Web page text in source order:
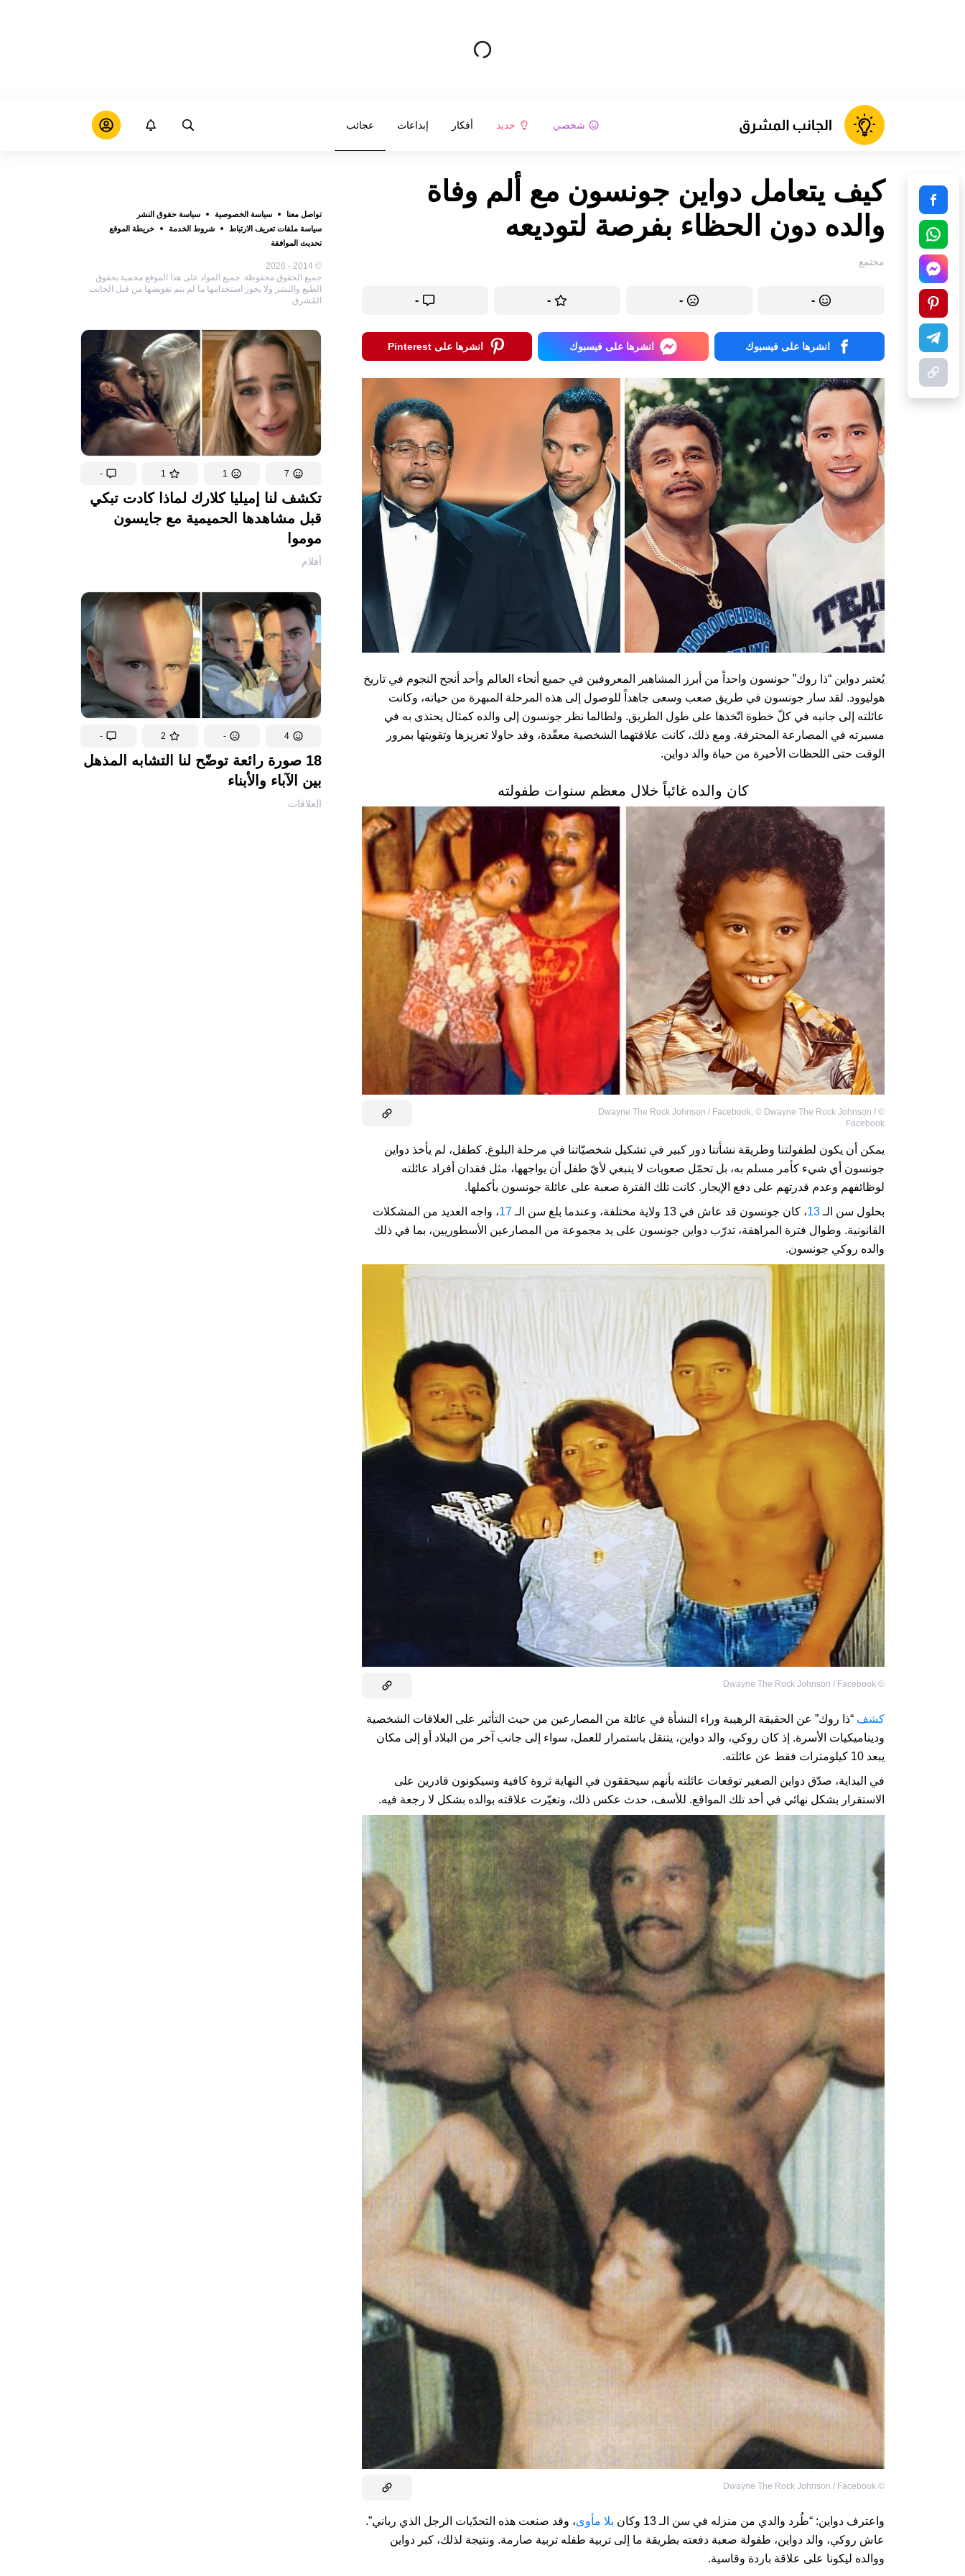
شخصي جديد أفكار إبداعات عجائب
تواصل معنا سياسة الخصوصية
سياسة حقوق النشر
سياسة ملفات تعريف الارتباط
شروط الخدمة
خريطة الموقع
تحديث الموافقة
© 2014 - 2026
جميع الحقوق محفوظة. جميع المواد على هذا الموقع محمية بحقوق
الطبع والنشر ولا يجوز استخدامها ما لم يتم تفويضها من قبل الجانب
المُشرق.
7
1
1
-
تكشف لنا إميليا كلارك لماذا كادت تبكي
قبل مشاهدها الحميمية مع جايسون
موموا
أفلام
4
-
2
-
18 صورة رائعة توضّح لنا التشابه المذهل
بين الآباء والأبناء
العلاقات
كيف يتعامل دواين جونسون مع ألم وفاة
والده دون الحظاء بفرصة لتوديعه
مجتمع
-
-
-
-
انشرها على فيسبوك انشرها على فيسبوك انشرها على Pinterest
يُعتبر دواين “ذا روك” جونسون واحداً من أبرز المشاهير المعروفين في جميع أنحاء العالم وأحد أنجح النجوم في تاريخ
هوليوود. لقد سار جونسون في طريق صعب وسعى جاهداً للوصول إلى هذه المرحلة المبهرة من حياته، وكانت
عائلته إلى جانبه في كلّ خطوة اتّخذها على طول الطريق. ولطالما نظر جونسون إلى والده كمثال يحتذى به في
مسيرته في المصارعة المحترفة. ومع ذلك، كانت علاقتهما الشخصية معقّدة، وقد حاولا تعزيزها وتقويتها بمرور
الوقت حتى اللحظات الأخيرة من حياة والد دواين.
كان والده غائباً خلال معظم سنوات طفولته
©
Dwayne The Rock Johnson / Facebook, © Dwayne The Rock Johnson /
Facebook
يمكن أن يكون لطفولتنا وطريقة نشأتنا دور كبير في تشكيل شخصيّاتنا في مرحلة البلوغ. كطفل، لم يأخذ دواين
جونسون أي شيء كأمر مسلم به، بل تحمّل صعوبات لا ينبغي لأيّ طفل أن يواجهها، مثل فقدان أفراد عائلته
لوظائفهم وعدم قدرتهم على دفع الإيجار. كانت تلك الفترة صعبة على عائلة جونسون بأكملها.
بحلول سن الـ 13، كان جونسون قد عاش في 13 ولاية مختلفة، وعندما بلغ سن الـ 17، واجه العديد من المشكلات
القانونية. وطوال فترة المراهقة، تدرّب دواين جونسون على يد مجموعة من المصارعين الأسطوريين، بما في ذلك
والده روكي جونسون.
©
Dwayne The Rock Johnson / Facebook
كشف “ذا روك” عن الحقيقة الرهيبة وراء النشأة في عائلة من المصارعين من حيث التأثير على العلاقات الشخصية
وديناميكيات الأسرة. إذ كان روكي، والد دواين، يتنقل باستمرار للعمل، سواء إلى جانب آخر من البلاد أو إلى مكان
يبعد 10 كيلومترات فقط عن عائلته.
في البداية، صدّق دواين الصغير توقعات عائلته بأنهم سيحققون في النهاية ثروة كافية وسيكونون قادرين على
الاستقرار بشكل نهائي في أحد تلك المواقع. للأسف، حدث عكس ذلك، وتغيّرت علاقته بوالده بشكل لا رجعة فيه.
©
Dwayne The Rock Johnson / Facebook
واعترف دواين: “طُرد والدي من منزله في سن الـ 13 وكان بلا مأوى، وقد صنعت هذه التحدّيات الرجل الذي رباني”.
عاش روكي، والد دواين، طفولة صعبة دفعته بطريقة ما إلى تربية طفله تربية صارمة. ونتيجة لذلك، كبر دواين
ووالده ليكونا على علاقة باردة وقاسية.